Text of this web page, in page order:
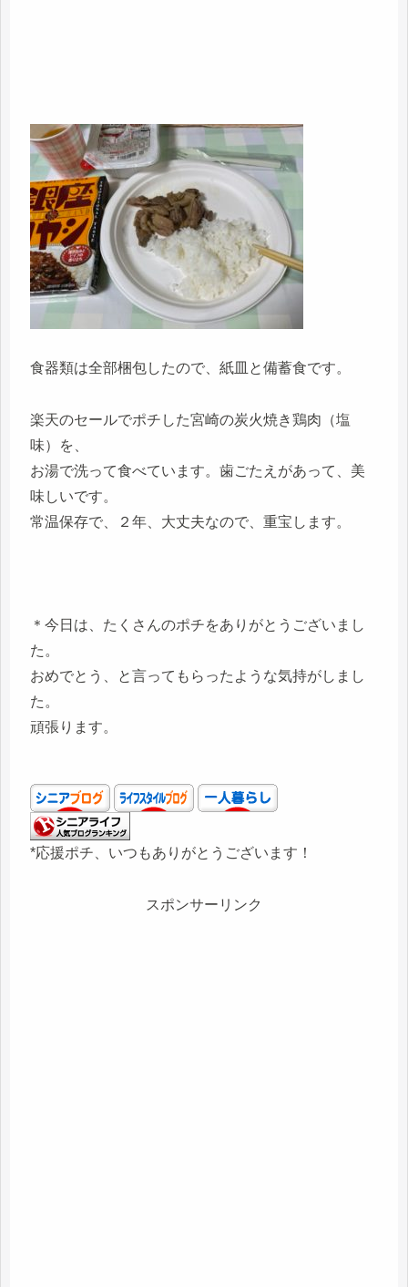
食器類は全部梱包したので、紙皿と備蓄食です。
楽天のセールでポチした宮崎の炭火焼き鶏肉（塩
味）を、
お湯で洗って食べています。歯ごたえがあって、美
味しいです。
常温保存で、２年、大丈夫なので、重宝します。
＊今日は、たくさんのポチをありがとうございまし
た。
おめでとう、と言ってもらったような気持がしまし
た。
頑張ります。
*応援ポチ、いつもありがとうございます！
スポンサーリンク